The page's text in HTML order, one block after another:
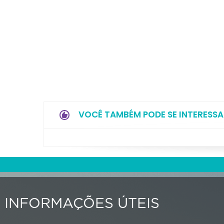
VOCÊ TAMBÉM PODE SE
INFORMAÇÕES ÚTEIS